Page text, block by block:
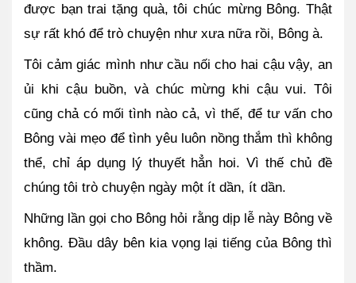
được bạn trai tặng quà, tôi chúc mừng Bông. Thật
sự rất khó để trò chuyện như xưa nữa rồi, Bông à.
Tôi cảm giác mình như cầu nối cho hai cậu vậy, an
ủi khi cậu buồn, và chúc mừng khi cậu vui. Tôi
cũng chả có mối tình nào cả, vì thế, để tư vấn cho
Bông vài mẹo để tình yêu luôn nồng thắm thì không
thể, chỉ áp dụng lý thuyết hẳn hoi. Vì thế chủ đề
chúng tôi trò chuyện ngày một ít dần, ít dần.
Những lần gọi cho Bông hỏi rằng dịp lễ này Bông về
không. Đầu dây bên kia vọng lại tiếng của Bông thì
thầm.